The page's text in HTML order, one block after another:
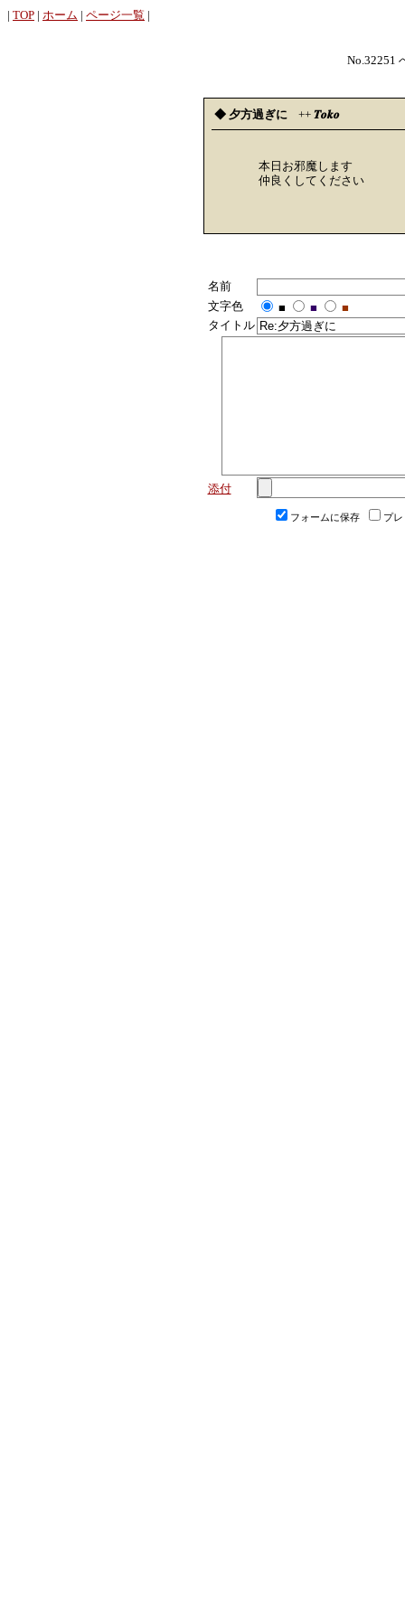
| TOP | ホーム | ページ一覧 |
No.32251
◆ 夕方過ぎに ++ 𝑻𝒐𝒌𝒐
本日お邪魔します
仲良くしてください
名前
文字色
■ ■
■
タイトル
添付
フォームに保存 プ